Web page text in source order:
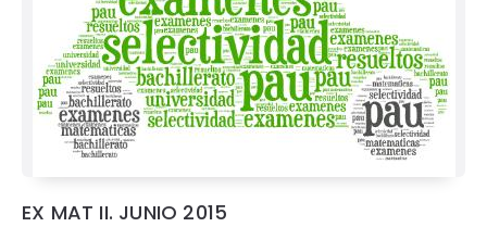
EX MAT II. JUNIO 2015